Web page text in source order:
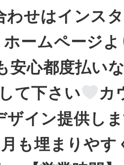
わせはインス
ームページ
安心︎︎︎︎︎都度払い
て下さい
カ
ザイン提供し
も埋まりやす